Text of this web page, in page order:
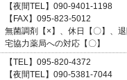
【夜間TEL】090-9401-1198
【FAX】095-823-5012
無菌調剤【×】、休日【〇】、
宅協力薬局への対応【〇】
【TEL】095-820-4372
【夜間TEL】090-5381-7044